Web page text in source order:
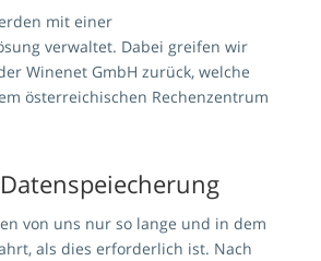
mit einer
verwaltet. Dabei greifen wir
Winenet GmbH zurück, welche
österreichischen Rechenzentrum
von uns nur so lange und in dem
als dies erforderlich ist. Nach